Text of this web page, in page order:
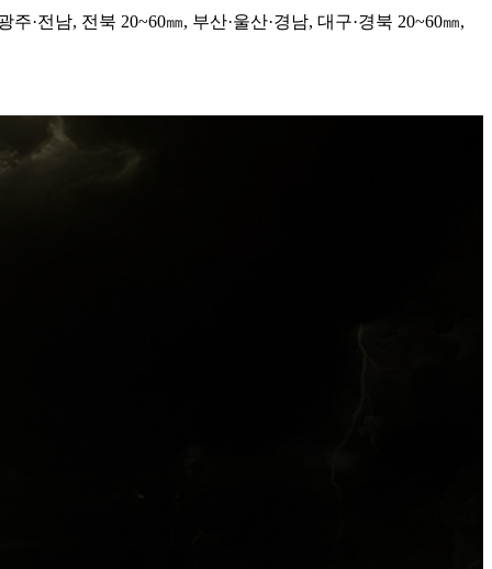
·전남, 전북 20~60㎜, 부산·울산·경남, 대구·경북 20~60㎜,